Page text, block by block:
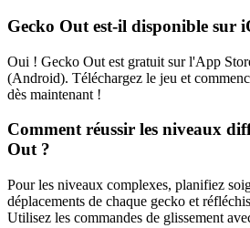
Gecko Out est-il disponible sur
Oui ! Gecko Out est gratuit sur l'App
(Android). Téléchargez le jeu et
dès maintenant !
Comment réussir les niveaux
Out ?
Pour les niveaux complexes, planifiez
déplacements de chaque gecko et
Utilisez les commandes de glissement